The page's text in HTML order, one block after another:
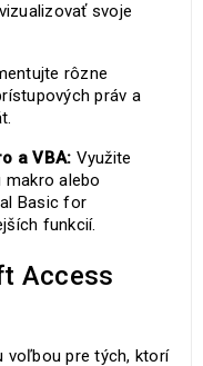
svoje
rôzne
práv a
a VBA: Využite
alebo
Basic for
funkcií.
Access
voľbou pre tých, ktorí